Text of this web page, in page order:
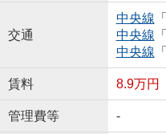
交通
中央線 「
中央線 「
中央線 「
賃料 8.9万円
管理費等 -